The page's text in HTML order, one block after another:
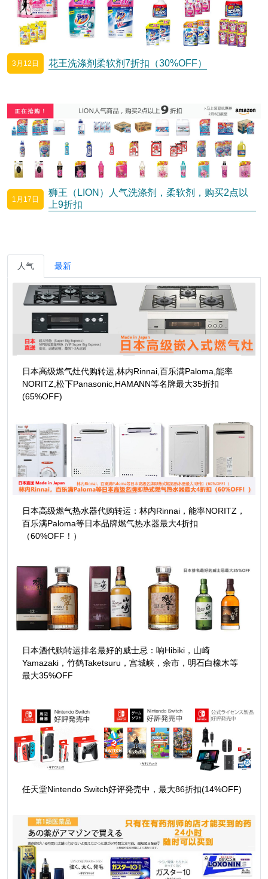
3月12日 花王洗涤剂柔软剂7折扣（30%OFF）
1月17日
狮王（LION）人气洗涤剂，柔软剂，购买2点以
上9折扣
人气 最新
日本高级燃气灶代购转运,林内Rinnai,百乐满Paloma,能率
NORITZ,松下Panasonic,HAMANN等名牌最大35折扣
(65%OFF)
日本高级燃气热水器代购转运：林内Rinnai，能率NORITZ，
百乐满Paloma等日本品牌燃气热水器最大4折扣
（60%OFF！）
日本酒代购转运排名最好的威士忌：响Hibiki，山崎
Yamazaki，竹鹤Taketsuru，宫城峡，余市，明石白橡木等
最大35%OFF
任天堂Nintendo Switch好评発売中，最大86折扣(14%OFF)